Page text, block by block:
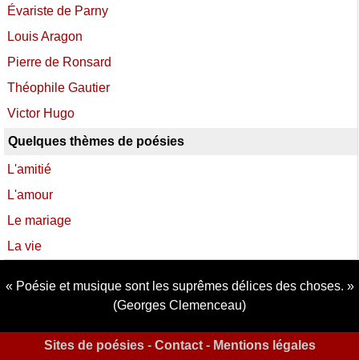
Évariste de Parny
Louis Aragon
Pierre de Ronsard
Théophile Gautier
Victor Hugo
Quelques thèmes de poésies
L'amitié
L'amour
Le mariage
La vie
Poésie et musique sont les suprêmes délices des choses.
(Georges Clemenceau)
Sites de poésies- Contact- Mentions légales